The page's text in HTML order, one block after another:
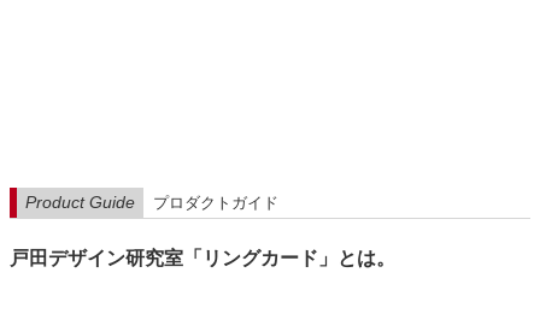
Product Guide プロダクトガイド
戸田デザイン研究室「リングカード」とは。